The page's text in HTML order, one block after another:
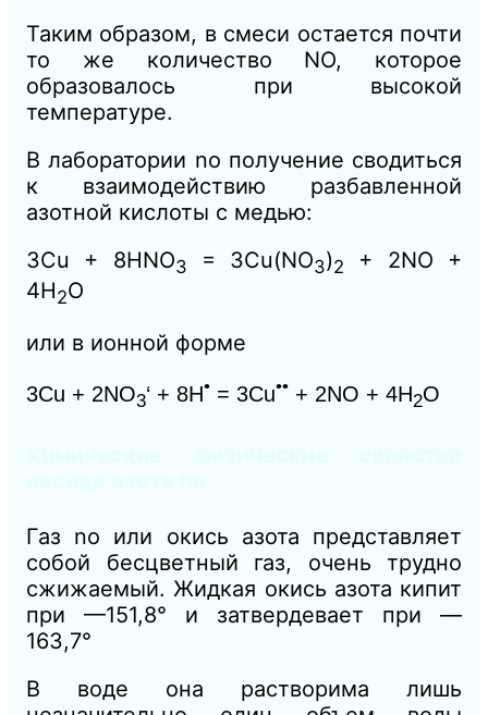
Таким образом, в смеси остается почти
то же количество NO, которое
образовалось при высокой
температуре.
В лаборатории no получение сводиться
к взаимодействию разбавленной
азотной кислоты с медью:
3Cu + 8HNO3 = 3Cu(NO3)2
+ 2NO +
4Н2O
или в ионной форме
3Cu + 2NO3‘ + 8H• = 3Cu•• + 2NO + 4H2O
Газ no или окись азота представляет
собой бесцветный газ, очень трудно
сжижаемый. Жидкая окись азота кипит
при —151,8° и затвердевает при —
163,7°
В воде она растворима лишь